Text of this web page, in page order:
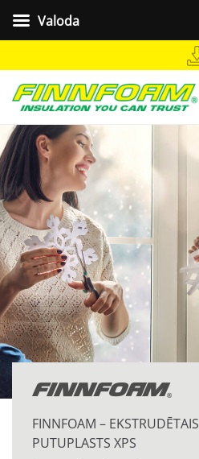
FINNFOAM – EKSTRUDĒTAIS
PUTUPLASTS XPS
Valoda